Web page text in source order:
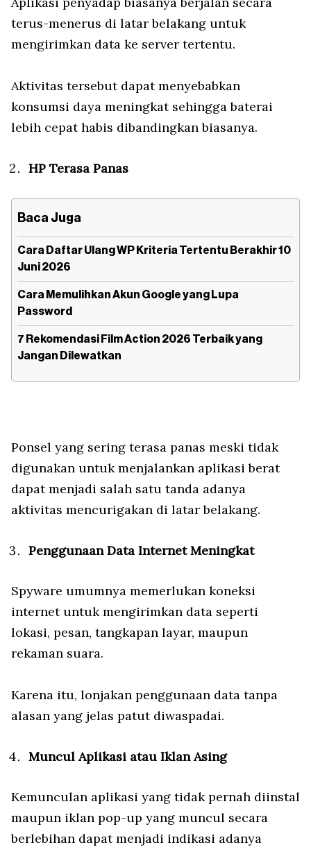
terus-menerus di latar belakang untuk
mengirimkan data ke server tertentu.
Aktivitas tersebut dapat menyebabkan
konsumsi daya meningkat sehingga baterai
lebih cepat habis dibandingkan biasanya.
HP Terasa Panas
Baca Juga
Cara Daftar Ulang WP Kriteria Tertentu Berakhir 10
Juni 2026
Cara Memulihkan Akun Google yang Lupa
Password
7 Rekomendasi Film Action 2026 Terbaik yang
Jangan Dilewatkan
Ponsel yang sering terasa panas meski tidak
digunakan untuk menjalankan aplikasi berat
dapat menjadi salah satu tanda adanya
aktivitas mencurigakan di latar belakang.
Penggunaan Data Internet Meningkat
Spyware umumnya memerlukan koneksi
internet untuk mengirimkan data seperti
lokasi, pesan, tangkapan layar, maupun
rekaman suara.
Karena itu, lonjakan penggunaan data tanpa
alasan yang jelas patut diwaspadai.
Muncul Aplikasi atau Iklan Asing
Kemunculan aplikasi yang tidak pernah diinstal
maupun iklan pop-up yang muncul secara
berlebihan dapat menjadi indikasi adanya